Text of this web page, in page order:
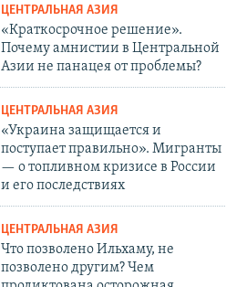
ЦЕНТРАЛЬНАЯ АЗИЯ
«Краткосрочное решение».
Почему амнистии в Центральной
Азии не панацея от проблемы?
ЦЕНТРАЛЬНАЯ АЗИЯ
«Украина защищается и
поступает правильно». Мигранты
— о топливном кризисе в России
и его последствиях
ЦЕНТРАЛЬНАЯ АЗИЯ
Что позволено Ильхаму, не
позволено другим? Чем